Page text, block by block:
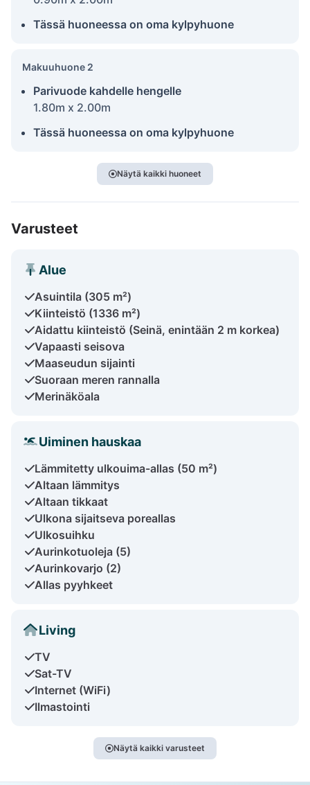
Tässä huoneessa on oma kylpyhuone
Makuuhuone 2
Parivuode kahdelle hengelle
1.80m x 2.00m
Tässä huoneessa on oma kylpyhuone
Näytä kaikki huoneet
Varusteet
Alue
Asuintila (305 m²)
Kiinteistö (1336 m²)
Aidattu kiinteistö (Seinä, enintään 2 m korkea)
Vapaasti seisova
Maaseudun sijainti
Suoraan meren rannalla
Merinäköala
Uiminen hauskaa
Lämmitetty ulkouima-allas (50 m²)
Altaan lämmitys
Altaan tikkaat
Ulkona sijaitseva poreallas
Ulkosuihku
Aurinkotuoleja (5)
Aurinkovarjo (2)
Allas pyyhkeet
Living
TV
Sat-TV
Internet (WiFi)
Ilmastointi
Näytä kaikki varusteet